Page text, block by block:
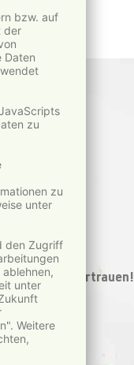
Vivus
Ansprüche
für Ihr Vertrauen!